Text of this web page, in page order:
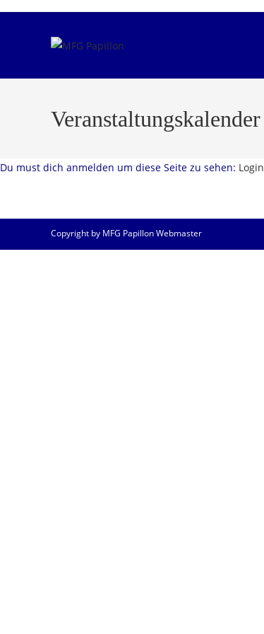
Veranstaltungskalender
Du must dich anmelden um diese Seite zu sehen: Login
Copyright by MFG Papillon Webmaster